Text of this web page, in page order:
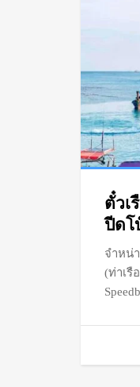
ตั๋วเ
ปีดโ
จำหน่
(ท่าเรื